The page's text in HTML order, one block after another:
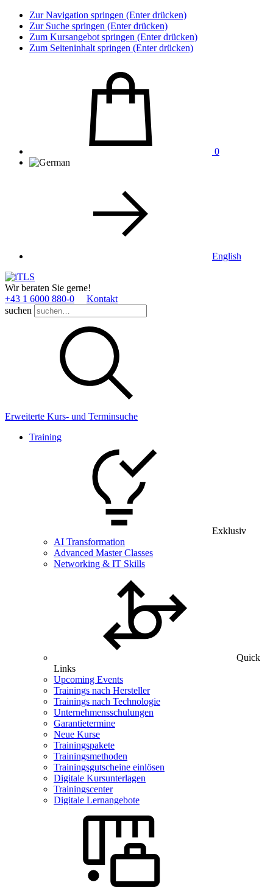
Zur Navigation springen (Enter drücken)
Zur Suche springen (Enter drücken)
Zum Kursangebot springen (Enter drücken)
Zum Seiteninhalt springen (Enter drücken)
0
English
Wir beraten Sie gerne!
+43 1 6000 880­-0
Kontakt
suchen
Erweiterte Kurs- und Terminsuche
Training
Exklusiv
AI Transformation
Advanced Master Classes
Networking & IT Skills
Quick
Links
Upcoming Events
Trainings nach Hersteller
Trainings nach Technologie
Unternehmensschulungen
Garantietermine
Neue Kurse
Trainingspakete
Trainingsmethoden
Trainingsgutscheine einlösen
Digitale Kursunterlagen
Trainingscenter
Digitale Lernangebote